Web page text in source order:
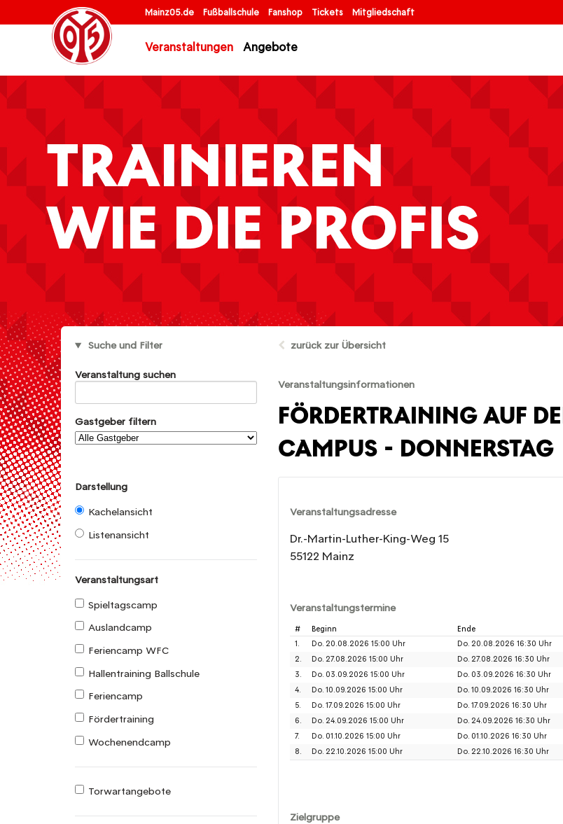
Mainz05.de Fußballschule Fanshop Tickets Mitgliedschaft
Veranstaltungen Angebote
Suche und Filter
Veranstaltung suchen
Gastgeber filtern
Darstellung
Kachelansicht
Listenansicht
Veranstaltungsart
Spieltagscamp
Auslandcamp
Feriencamp WFC
Hallentraining Ballschule
Feriencamp
Fördertraining
Wochenendcamp
Torwartangebote
zurück zur Übersicht
Veranstaltungsinformationen
FÖRDERTRAINING AUF
CAMPUS - DONNERSTAG
Veranstaltungsadresse
Dr.-Martin-Luther-King-Weg 15
55122 Mainz
Veranstaltungstermine
# Beginn
Ende
1.
Do. 20.08.2026 15:00 Uhr
Do. 20.08.2026 16:30 Uhr
2.
Do. 27.08.2026 15:00 Uhr
Do. 27.08.2026 16:30 Uhr
3.
Do. 03.09.2026 15:00 Uhr
Do. 03.09.2026 16:30 Uhr
4.
Do. 10.09.2026 15:00 Uhr
Do. 10.09.2026 16:30 Uhr
5.
Do. 17.09.2026 15:00 Uhr
Do. 17.09.2026 16:30 Uhr
6.
Do. 24.09.2026 15:00 Uhr
Do. 24.09.2026 16:30 Uhr
7.
Do. 01.10.2026 15:00 Uhr
Do. 01.10.2026 16:30 Uhr
8.
Do. 22.10.2026 15:00 Uhr Do. 22.10.2026 16:30 Uhr
Zielgruppe